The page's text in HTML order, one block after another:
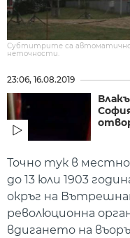
Субтитрите са автоматично
неточности.
23:06, 16.08.2019
Точно тук в
до 13 юли 1903
окръг на
революционна
вдигането на